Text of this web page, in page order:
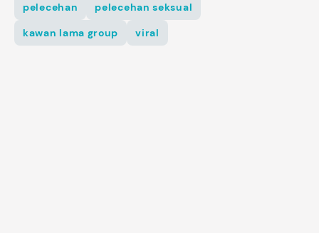
pelecehan
pelecehan seksual
kawan lama group
viral